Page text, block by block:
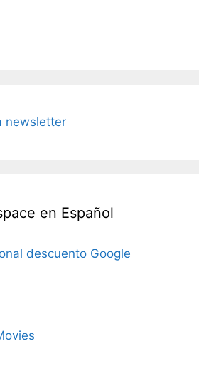
newsletter
en Español
descuento Google